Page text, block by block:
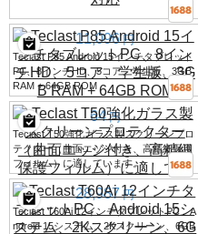
11,096 円
Teclast P85 Android 15インチタブレット
PC、8インチHD、5コア、学生版、3GB
RAM + 64GB ROM
64 円
Teclast T50強化ガラス製スクリーンプロ
テクター（曲面エッジ付き、高精細保護
フィルム）に適しています。
28,987 円
Teclast T60Ai 12インチタブレットPC、A
ndroid 15システム、2Kスクリーン、6GB